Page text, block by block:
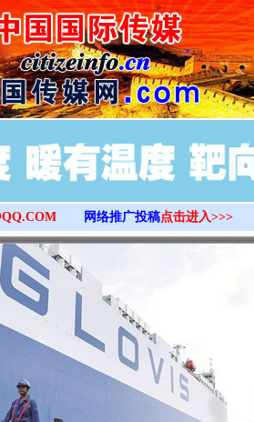
>
网络推广投稿点击进入>>>